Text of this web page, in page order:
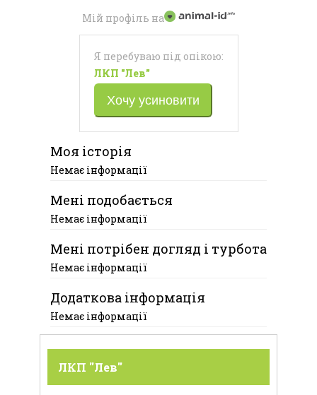
Мій профіль на
Я перебуваю під опікою:
ЛКП "Лев"
Хочу усиновити
Моя історія
Немає інформації
Мені подобається
Немає інформації
Мені потрібен догляд і турбота
Немає інформації
Додаткова інформація
Немає інформації
ЛКП "Лев"